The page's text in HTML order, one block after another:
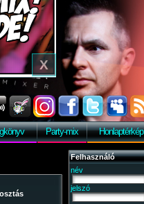
Party-mix Honlaptérkép
Felhasználó
név
jelszó